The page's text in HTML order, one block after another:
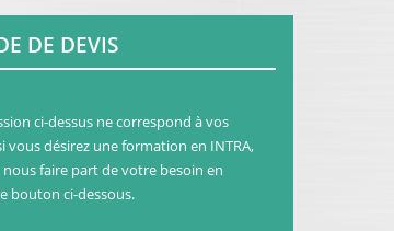
DE DEVIS
ci-dessus ne correspond à vos
vous désirez une formation en INTRA,
faire part de votre besoin en
bouton ci-dessous.